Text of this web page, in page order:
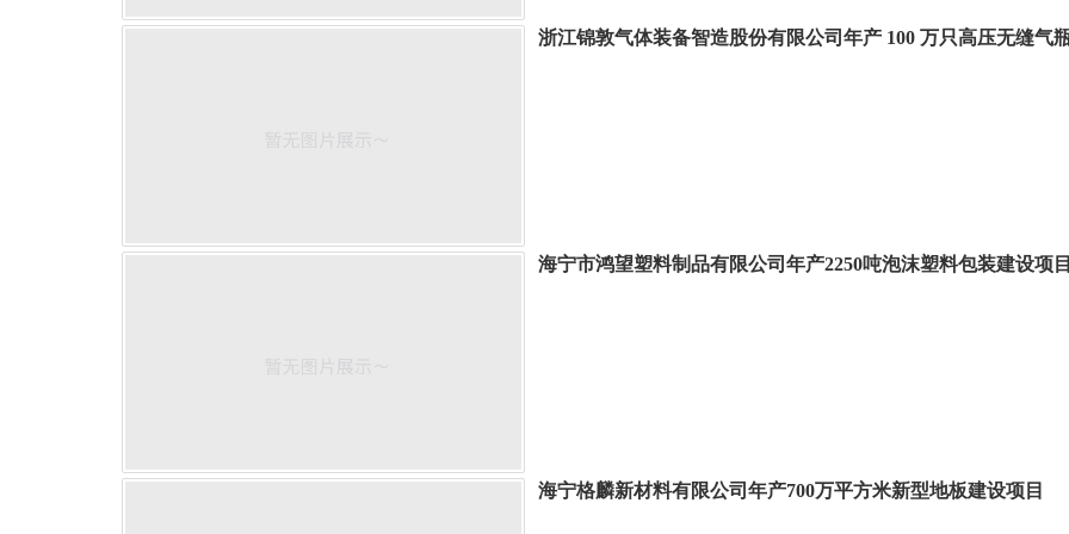
浙江锦敦气体装备智造股份有限公司年产 100 万只高压无缝气
海宁市鸿望塑料制品有限公司年产2250吨泡沫塑料包装建设项目
海宁格麟新材料有限公司年产700万平方米新型地板建设项目